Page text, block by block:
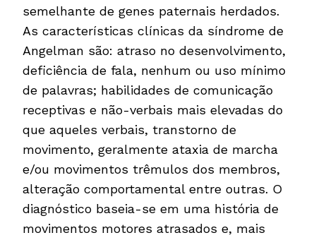
semelhante de genes paternais herdados.
As características clínicas da síndrome de
Angelman são: atraso no desenvolvimento,
deficiência de fala, nenhum ou uso mínimo
de palavras; habilidades de comunicação
receptivas e não-verbais mais elevadas do
que aqueles verbais, transtorno de
movimento, geralmente ataxia de marcha
e/ou movimentos trêmulos dos membros,
alteração comportamental entre outras. O
diagnóstico baseia-se em uma história de
movimentos motores atrasados e, mais